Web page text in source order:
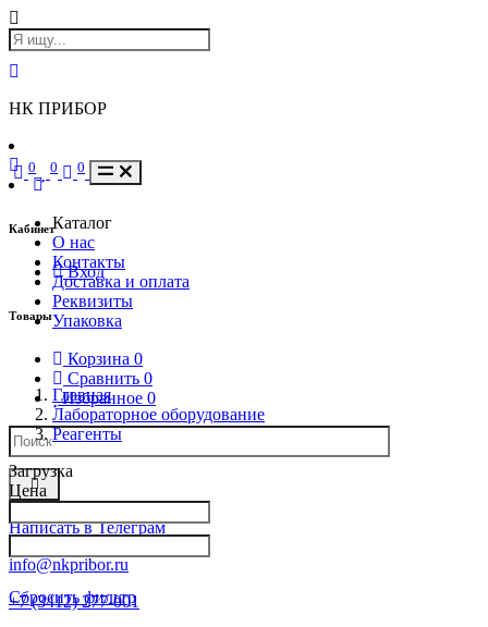
НК ПРИБОР
Кабинет
Вход
Товары
Корзина 0
Сравнить 0
Избранное 0
Написать в Телеграм
info@nkpribor.ru
+7 (3412) 277-001
0 0 0
Каталог
О нас
Контакты
Доставка и оплата
Реквизиты
Упаковка
Главная
Лабораторное оборудование
Реагенты
Загрузка
Цена
Сбросить фильтр